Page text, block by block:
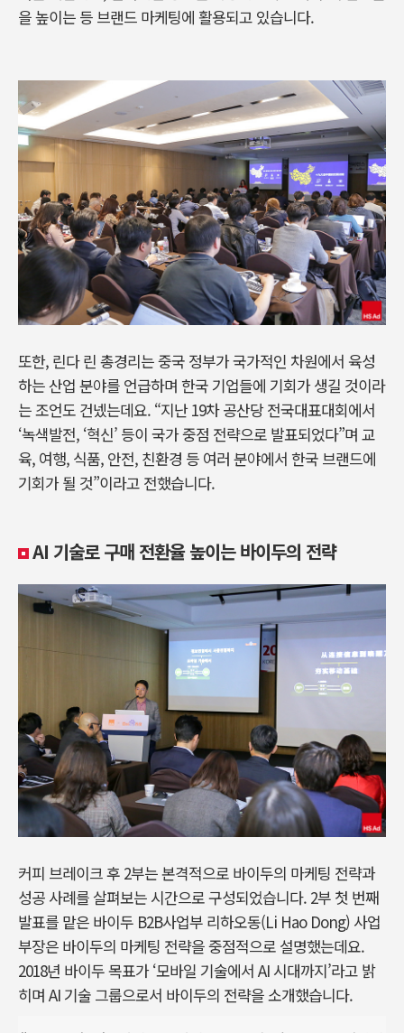
을 높이는 등 브랜드 마케팅에 활용되고 있습니다.
또한, 린다 린 총경리는 중국 정부가 국가적인 차원에서 육성
하는 산업 분야를 언급하며 한국 기업들에 기회가 생길 것이라
는 조언도 건넸는데요. “지난 19차 공산당 전국대표대회에서
‘녹색발전, ‘혁신’ 등이 국가 중점 전략으로 발표되었다”며 교
육, 여행, 식품, 안전, 친환경 등 여러 분야에서 한국 브랜드에
기회가 될 것”이라고 전했습니다.
AI 기술로 구매 전환율 높이는 바이두의 전략
커피 브레이크 후 2부는 본격적으로 바이두의 마케팅 전략과
성공 사례를 살펴보는 시간으로 구성되었습니다. 2부 첫 번째
발표를 맡은 바이두 B2B사업부 리하오동(Li Hao Dong) 사업
부장은 바이두의 마케팅 전략을 중점적으로 설명했는데요.
2018년 바이두 목표가 ‘모바일 기술에서 AI 시대까지’라고 밝
히며 AI 기술 그룹으로서 바이두의 전략을 소개했습니다.